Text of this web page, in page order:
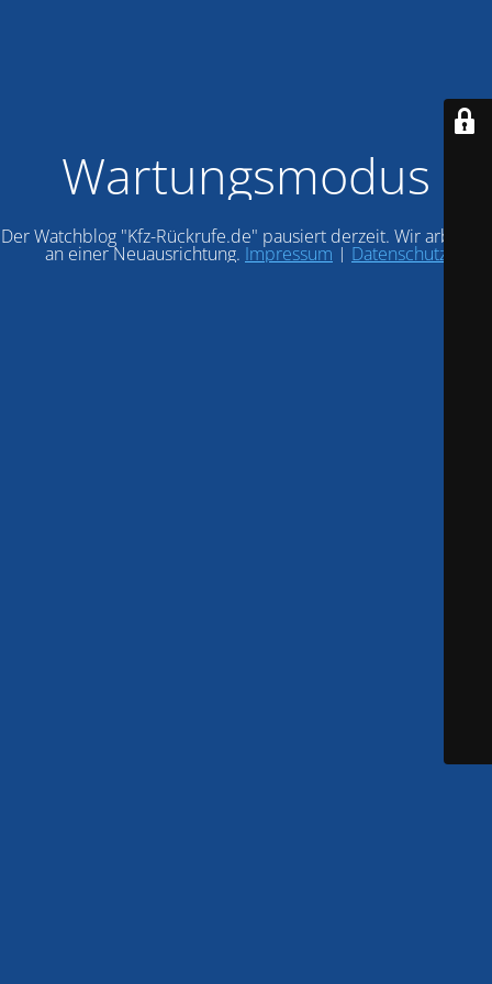
Wartungsmodus
Der Watchblog "Kfz-Rückrufe.de" pausiert derzeit. Wir arbeiten
an einer Neuausrichtung. Impressum | Datenschutz